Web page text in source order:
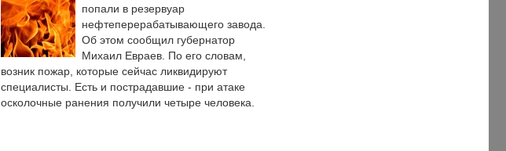
попали в резервуар
нефтеперерабатывающего завода.
Об этом сообщил губернатор
Михаил Евраев. По его словам,
возник пожар, которые сейчас ликвидируют
специалисты. Есть и пострадавшие - при атаке
осколочные ранения получили четыре человека.